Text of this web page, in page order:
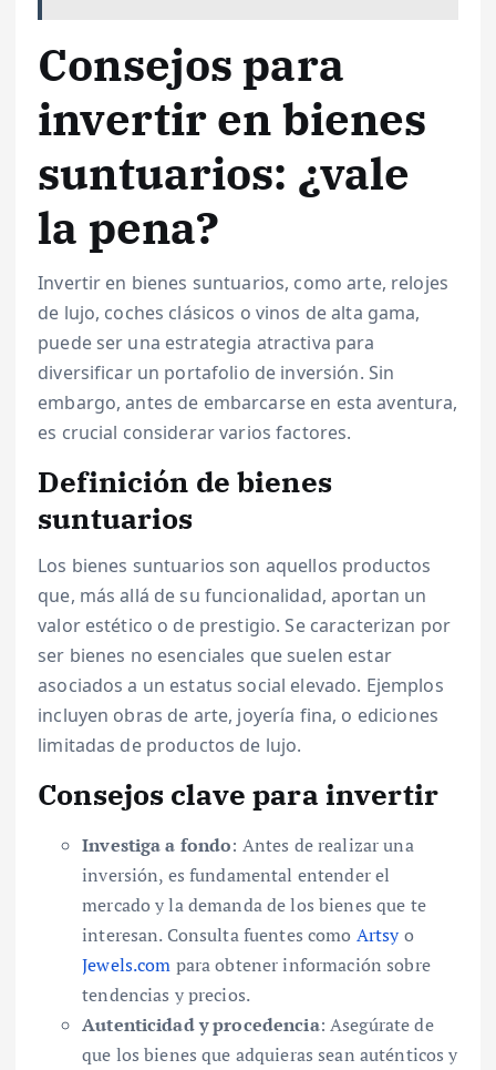
Consejos para
invertir en bienes
suntuarios: ¿vale
la pena?
Invertir en bienes suntuarios, como arte, relojes
de lujo, coches clásicos o vinos de alta gama,
puede ser una estrategia atractiva para
diversificar un portafolio de inversión. Sin
embargo, antes de embarcarse en esta aventura,
es crucial considerar varios factores.
Definición de bienes
suntuarios
Los bienes suntuarios son aquellos productos
que, más allá de su funcionalidad, aportan un
valor estético o de prestigio. Se caracterizan por
ser bienes no esenciales que suelen estar
asociados a un estatus social elevado. Ejemplos
incluyen obras de arte, joyería fina, o ediciones
limitadas de productos de lujo.
Consejos clave para invertir
Investiga a fondo: Antes de realizar una
inversión, es fundamental entender el
mercado y la demanda de los bienes que te
interesan. Consulta fuentes como Artsyo
Jewels.com para obtener información sobre
tendencias y precios.
Autenticidad y procedencia: Asegúrate de
que los bienes que adquieras sean auténticos y